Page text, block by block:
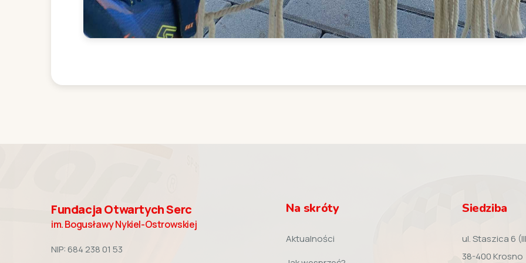
Fundacja Otwartych Serc
im. Bogusławy Nykiel-Ostrowskiej
NIP: 684 238 01 53
Na skróty
Aktualności
Siedziba
ul. Staszica 6
38-400 Krosno